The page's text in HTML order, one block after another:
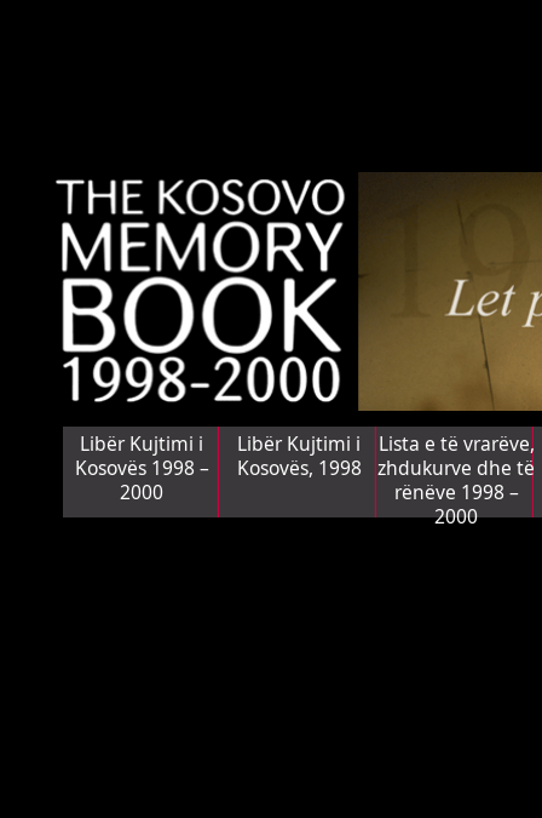
Libër Kujtimi i
Kosovës 1998 –
2000
Libër Kujtimi i
Kosovës, 1998
Lista e të vrarëve,
zhdukurve dhe të
rënëve 1998 –
2000